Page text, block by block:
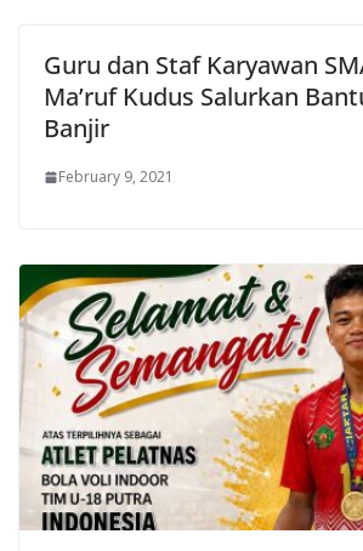
Guru dan Staf Karyawan
Ma’ruf Kudus Salurkan
Banjir
February 9, 2021